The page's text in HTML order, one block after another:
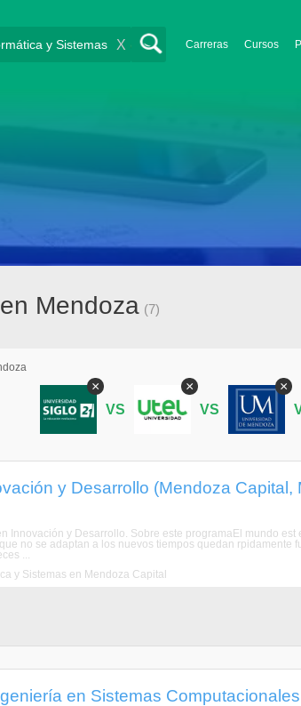
Carreras Cursos
X
Mendoza (7)
×
VS
×
VS
×
y Desarrollo (Mendoza Capital,
Innovación y Desarrollo. Sobre este programaEl mundo
no se adaptan a los nuevos tiempos quedan rpidamente
...
y Sistemas en Mendoza Capital
en Sistemas